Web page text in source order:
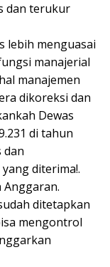
dan terukur
lebih menguasai
manajerial
manajemen
dikoreksi dan
Dewas
di tahun
dan
diterima!.
ditetapkan
mengontrol